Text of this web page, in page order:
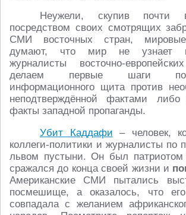
Неужели, скупив
посредством своих смотрящих
СМИ восточных стран, мировые
думают, что мир не узнает
журналисты восточно-
делаем первые шаги по
информационного щита против
неподтверждённой фактами
факты западной пропаганды.
Убит Каддафи – человек,
коллеги-политики и журналисты по
львом пустыни. Он был патриотом
сражался до конца своей жизни и
Американские СМИ пытались
посмешище, а оказалось, что его
совпадала с желанием